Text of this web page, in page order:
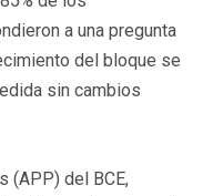
a una pregunta
del bloque se
sin cambios
(APP) del BCE,